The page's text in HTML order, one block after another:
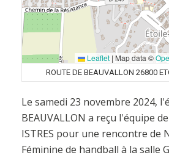
Leaflet | Map data ©
ROUTE DE BEAUVALLON 26800
Le samedi 23 novembre 2024,
BEAUVALLON a reçu l'équipe de
ISTRES pour une rencontre de
Féminine de handball à la salle